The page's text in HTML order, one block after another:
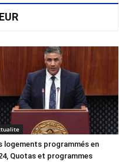
logements programmés en
Quotas et programmes